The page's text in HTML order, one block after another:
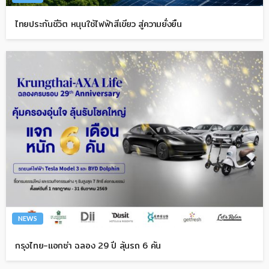
ไทยประกันชีวิต หนุนใช้ไฟฟ้าสีเขียว สู่ความยั่งยืน
NEWS
กรุงไทย-แอกซ่า ฉลอง 29 ปี ลุ้นรถ 6 คัน